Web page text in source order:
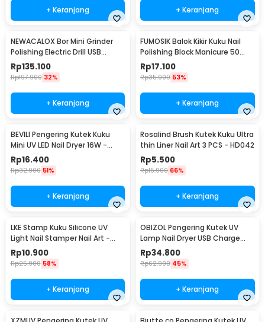
+ Keranjang + Keranjang
NEWACALOX Bor Mini Grinder
Polishing Electric Drill USB
Rechargeable - 201
Rp135.100
Rp197.900 32%
+ Keranjang
FUMOSIK Balok Kikir Kuku Nail
Polishing Block Manicure 50
PCS - GCA-076
Rp17.100
Rp35.900 53%
+ Keranjang
BEVILI Pengering Kutek Kuku
Mini UV LED Nail Dryer 16W -
XZMUV-1
Rp16.400
Rp32.900 51%
+ Keranjang
Rosalind Brush Kutek Kuku Ultra
thin Liner Nail Art 3 PCS - HD042
Rp5.500
Rp15.900 66%
+ Keranjang
LKE Stamp Kuku Silicone UV
Light Nail Stamper Nail Art -
M26
Rp10.900
Rp25.900 58%
+ Keranjang
OBIZOL Pengering Kutek UV
Lamp Nail Dryer USB Charge
54W - MINI802
Rp34.800
Rp62.900 45%
+ Keranjang